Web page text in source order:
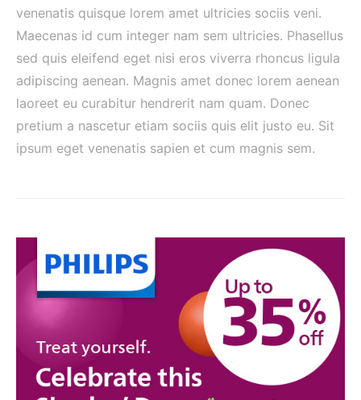
venenatis quisque lorem amet ultricies sociis veni.
Maecenas id cum integer nam sem ultricies. Phasellus
sed quis eleifend eget nisi eros viverra rhoncus ligula
adipiscing aenean. Magnis amet donec lorem aenean
laoreet eu curabitur hendrerit nam quam. Donec
pretium a nascetur etiam sociis quis elit justo eu. Sit
ipsum eget venenatis sapien et cum magnis sem.